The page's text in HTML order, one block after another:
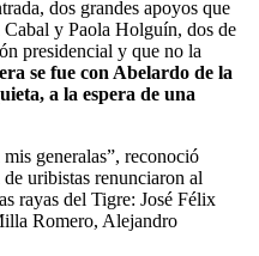
dos grandes apoyos que
y Paola Holguín, dos de
presidencial y que no la
se fue con Abelardo de la
a la espera de una
generalas”, reconoció
uribistas renunciaron al
rayas del Tigre: José Félix
Romero, Alejandro